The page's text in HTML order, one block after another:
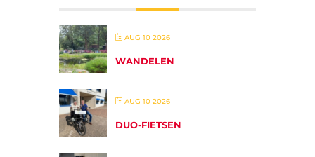
AUG 10 2026
WANDELEN
AUG 10 2026
DUO-FIETSEN